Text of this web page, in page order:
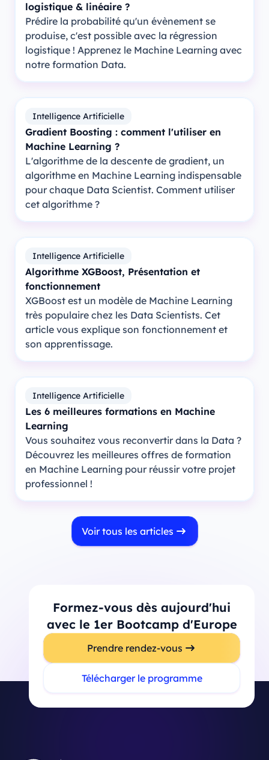
logistique & linéaire ?
Prédire la probabilité qu'un évènement se
produise, c'est possible avec la régression
logistique ! Apprenez le Machine Learning avec
notre formation Data.
Intelligence Artificielle
Gradient Boosting : comment l'utiliser en
Machine Learning ?
L'algorithme de la descente de gradient, un
algorithme en Machine Learning indispensable
pour chaque Data Scientist. Comment utiliser
cet algorithme ?
Intelligence Artificielle
Algorithme XGBoost, Présentation et
fonctionnement
XGBoost est un modèle de Machine Learning
très populaire chez les Data Scientists. Cet
article vous explique son fonctionnement et
son apprentissage.
Intelligence Artificielle
Les 6 meilleures formations en Machine
Learning
Vous souhaitez vous reconvertir dans la Data ?
Découvrez les meilleures offres de formation
en Machine Learning pour réussir votre projet
professionnel !
Voir tous les articles
Formez-vous dès aujourd'hui
avec le 1er Bootcamp d'Europe
Prendre rendez-vous
Télécharger le programme